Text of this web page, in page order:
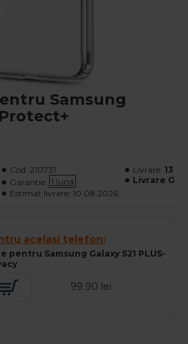
Samsung
Protect+
Cod: 210731
Garantie: 1 luna
Estimat livrare: 10.08.2026
Livrare: 13 lei
Livrare
acelasi telefon:
pentru Samsung Galaxy S21 PLUS-
99.90 lei